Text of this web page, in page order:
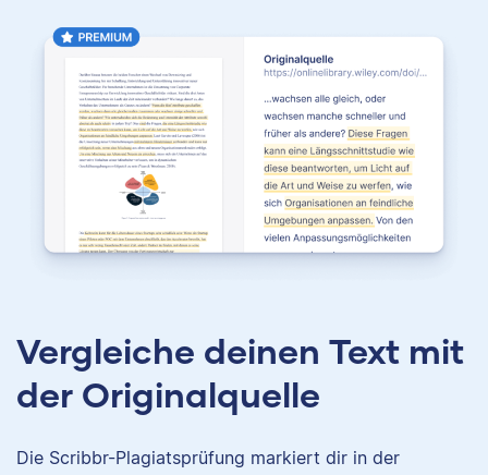
Vergleiche deinen Text mit
der Originalquelle
Die Scribbr-Plagiatsprüfung markiert dir in der